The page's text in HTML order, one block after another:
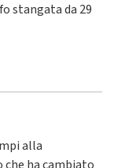
stangata da 29
alla